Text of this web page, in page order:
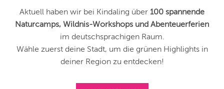
REGIONEN
Aktuell haben wir bei Kindaling über 100 spannende
Naturcamps, Wildnis-Workshops und Abenteuerferien
im deutschsprachigen Raum.
Wähle zuerst deine Stadt, um die grünen Highlights in
deiner Region zu entdecken!